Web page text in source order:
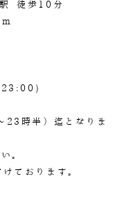
徒歩10分
23時半）迄となりま
。
ております。